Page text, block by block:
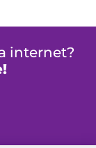
internet?